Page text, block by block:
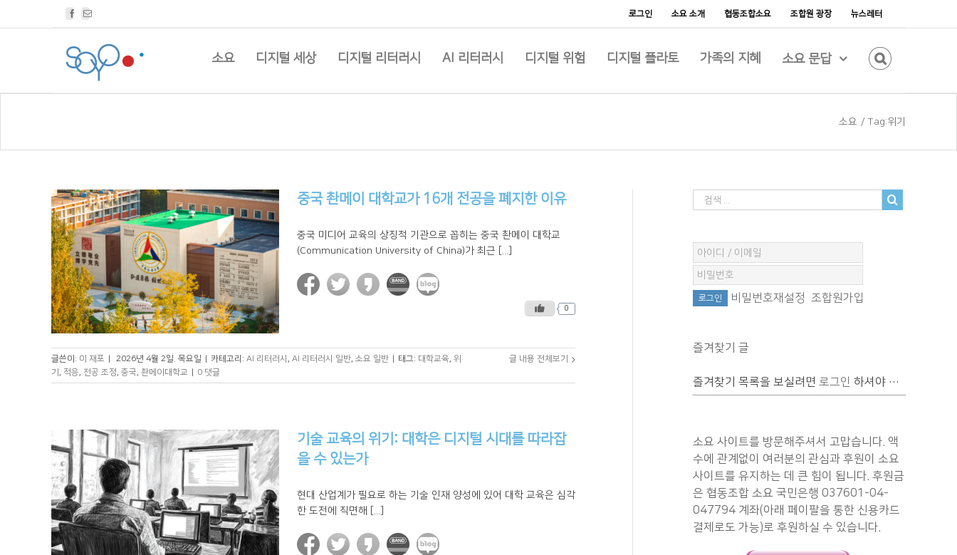
Facebook
로그인 소요 소개 협동조합소요 조합원 광장 뉴스레터
소요 디지털 세상 디지털 리터러시 AI 리터러시 디지털 위험 디지털 플라토 가족의 지혜 소요 문답
소요 / Tag:위기
중국 촨메이 대학교가 16개 전공을 폐지한 이유
중국 미디어 교육의 상징적 기관으로 꼽히는 중국 촨메이 대학교
(Communication University of China)가 최근 [...]
0
글쓴이: 이 재포 | 2026년 4월 2일. 목요일 | 카테고리: AI 리터러시 , AI 리터러시 일반, 소요 일반 | 태그: 대학교육, 위
기 , 적응, 전공 조정, 중국, 촨메이대학교 | 0 댓글
글 내용 전체보기
기술 교육의 위기: 대학은 디지털 시대를 따라잡
을 수 있는가
현대 산업계가 필요로 하는 기술 인재 양성에 있어 대학 교육은 심각
한 도전에 직면해 [...]
비밀번호재설정 조합원가입
즐겨찾기 글
즐겨찾기 목록을 보실려면 로그인 하셔야 합니다.
소요 사이트를 방문해주셔서 고맙습니다. 액
수에 관계없이 여러분의 관심과 후원이 소요
사이트를 유지하는 데 큰 힘이 됩니다. 후원금
은 협동조합 소요 국민은행 037601-04-
047794 계좌(아래 페이팔을 통한 신용카드
결제로도 가능)로 후원하실 수 있습니다.